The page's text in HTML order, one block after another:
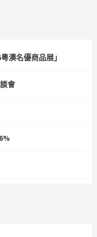
澳名優商品展」
會